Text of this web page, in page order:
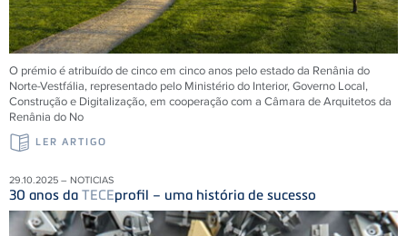
O prémio é atribuído de cinco em cinco anos pelo estado da Renânia do
Norte-Vestfália, representado pelo Ministério do Interior, Governo Local,
Construção e Digitalização, em cooperação com a Câmara de Arquitetos da
Renânia do No
LER ARTIGO
29.10.2025 – NOTICIAS
30 anos da TECEprofil – uma história de sucesso